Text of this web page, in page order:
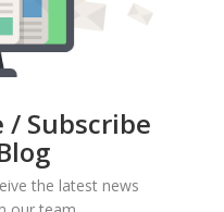
Subscribe
the latest news